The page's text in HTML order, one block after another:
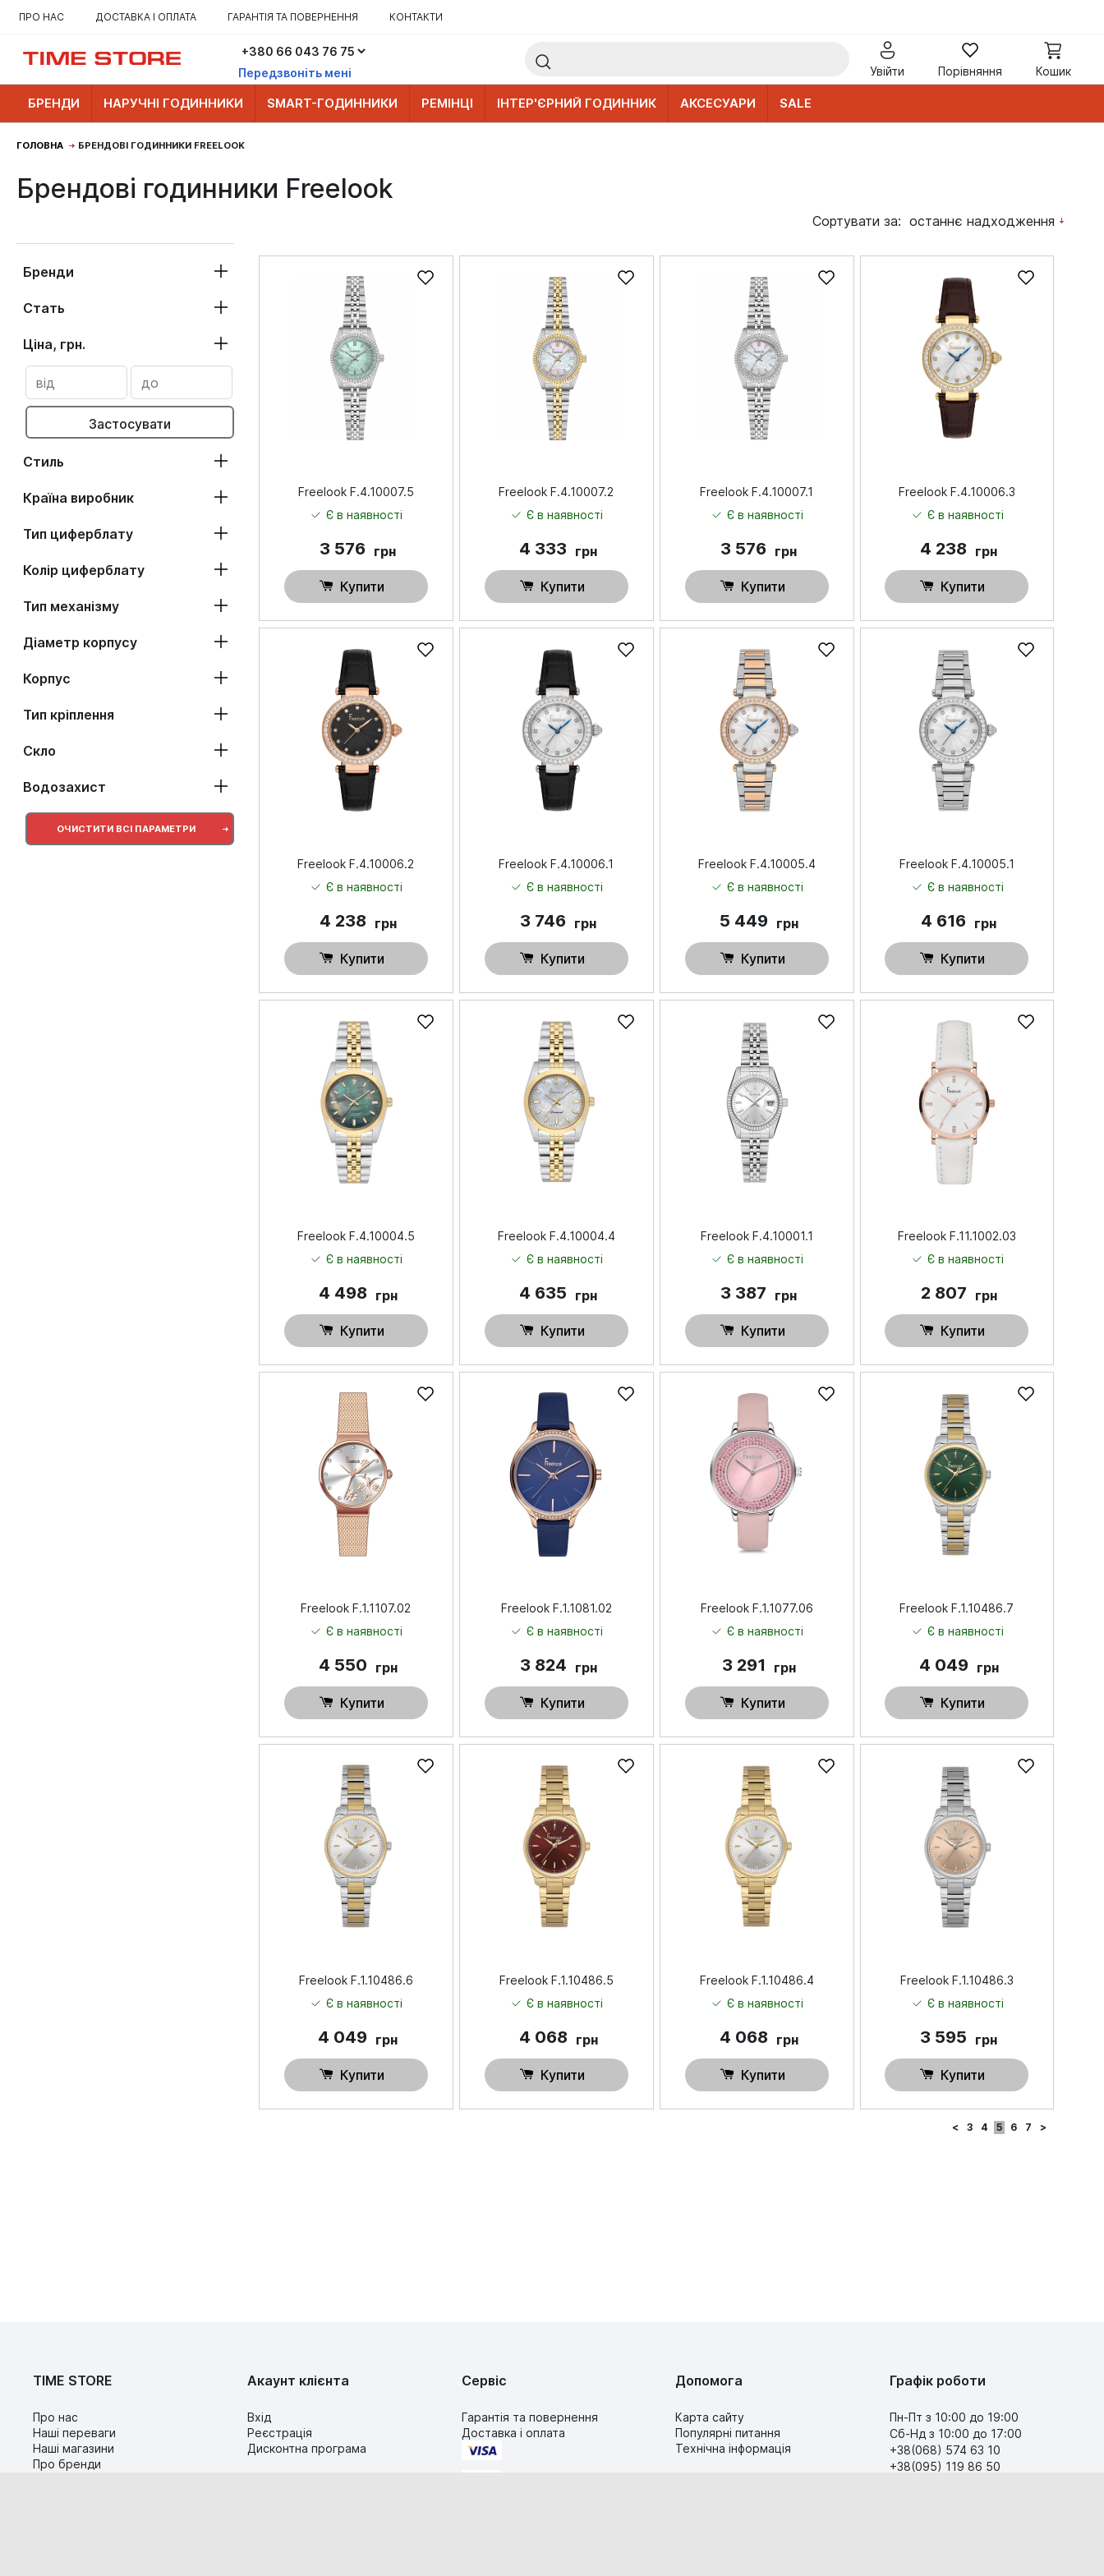
ПРО НАС ДОСТАВКА І ОПЛАТА ГАРАНТІЯ ТА ПОВЕРНЕННЯ КОНТАКТИ
Передзвоніть мені Увійти Порівняння Кошик
БРЕНДИ НАРУЧНІ ГОДИННИКИ SMART-ГОДИННИКИ РЕМІНЦІ ІНТЕР'ЄРНИЙ ГОДИННИК АКСЕСУАРИ SALE
ГОЛОВНА БРЕНДОВІ ГОДИННИКИ FREELOOK
Бренди
Стать
Ціна, грн.
Застосувати
Стиль
Країна виробник
Тип циферблату
Колір циферблату
Тип механізму
Діаметр корпусу
Корпус
Тип кріплення
Скло
Водозахист
ОЧИСТИТИ ВСІ ПАРАМЕТРИ
Брендові годинники Freelook
Сортувати за: останнє надходження
Freelook F.4.10007.5
Є в наявності
3 576 грн
Купити
Freelook F.4.10007.2
Є в наявності
4 333 грн
Купити
Freelook F.4.10007.1
Є в наявності
3 576 грн
Купити
Freelook F.4.10006.3
Є в наявності
4 238 грн
Купити
Freelook F.4.10006.2
Є в наявності
4 238 грн
Купити
Freelook F.4.10006.1
Є в наявності
3 746 грн
Купити
Freelook F.4.10005.4
Є в наявності
5 449 грн
Купити
Freelook F.4.10005.1
Є в наявності
4 616 грн
Купити
Freelook F.4.10004.5
Є в наявності
4 498 грн
Купити
Freelook F.4.10004.4
Є в наявності
4 635 грн
Купити
Freelook F.4.10001.1
Є в наявності
3 387 грн
Купити
Freelook F.11.1002.03
Є в наявності
2 807 грн
Купити
Freelook F.1.1107.02
Є в наявності
4 550 грн
Купити
Freelook F.1.1081.02
Є в наявності
3 824 грн
Купити
Freelook F.1.1077.06
Є в наявності
3 291 грн
Купити
Freelook F.1.10486.7
Є в наявності
4 049 грн
Купити
Freelook F.1.10486.6
Є в наявності
4 049 грн
Купити
Freelook F.1.10486.5
Є в наявності
4 068 грн
Купити
Freelook F.1.10486.4
Є в наявності
4 068 грн
Купити
Freelook F.1.10486.3
Є в наявності
3 595 грн
Купити
< 3 4 5 6 7 >
TIME STORE
Про нас
Наші переваги
Наші магазини
Про бренди
Акаунт клієнта
Вхід
Реєстрація
Дисконтна програма
Сервіс
Гарантія та повернення
Доставка і оплата
Допомога
Карта сайту
Популярні питання
Технічна інформація
Графік роботи
Пн-Пт з 10:00 до 19:00
Сб-Нд з 10:00 до 17:00
+38(068) 574 63 10
+38(095) 119 86 50